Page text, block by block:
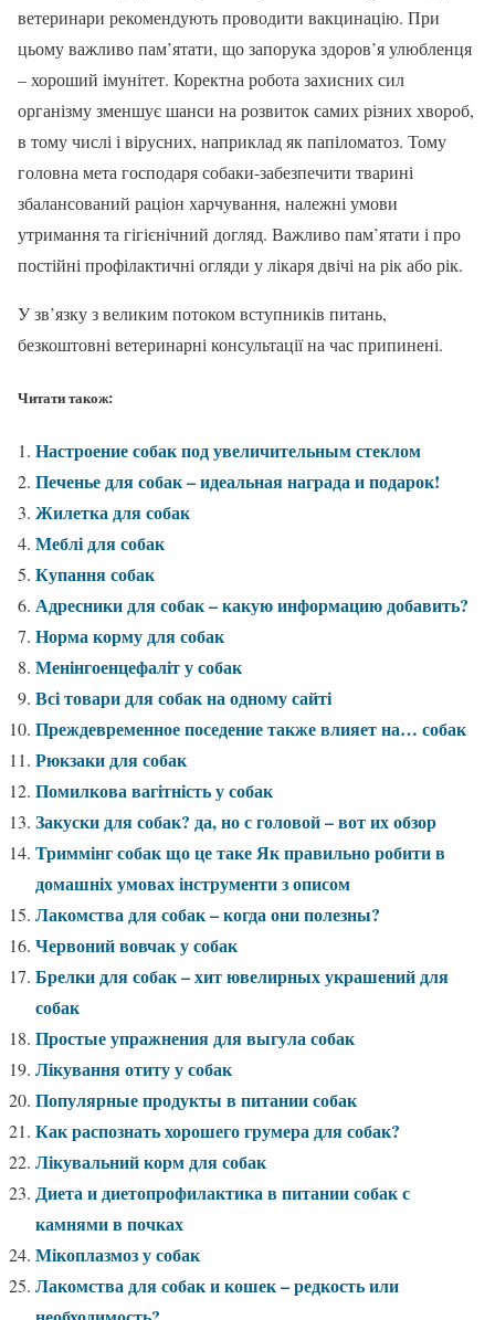
ветеринари рекомендують проводити вакцинацію. При
цьому важливо пам’ятати, що запорука здоров’я улюбленця
– хороший імунітет. Коректна робота захисних сил
організму зменшує шанси на розвиток самих різних хвороб,
в тому числі і вірусних, наприклад як папіломатоз. Тому
головна мета господаря собаки-забезпечити тварині
збалансований раціон харчування, належні умови
утримання та гігієнічний догляд. Важливо пам’ятати і про
постійні профілактичні огляди у лікаря двічі на рік або рік.
У зв’язку з великим потоком вступників питань,
безкоштовні ветеринарні консультації на час припинені.
Читати також:
Настроение собак под увеличительным стеклом
Печенье для собак – идеальная награда и подарок!
Жилетка для собак
Меблі для собак
Купання собак
Адресники для собак – какую информацию добавить?
Норма корму для собак
Менінгоенцефаліт у собак
Всі товари для собак на одному сайті
Преждевременное поседение также влияет на… собак
Рюкзаки для собак
Помилкова вагітність у собак
Закуски для собак? да, но с головой – вот их обзор
Триммінг собак що це таке Як правильно робити в
домашніх умовах інструменти з описом
Лакомства для собак – когда они полезны?
Червоний вовчак у собак
Брелки для собак – хит ювелирных украшений для
собак
Простые упражнения для выгула собак
Лікування отиту у собак
Популярные продукты в питании собак
Как распознать хорошего грумера для собак?
Лікувальний корм для собак
Диета и диетопрофилактика в питании собак с
камнями в почках
Мікоплазмоз у собак
Лакомства для собак и кошек – редкость или